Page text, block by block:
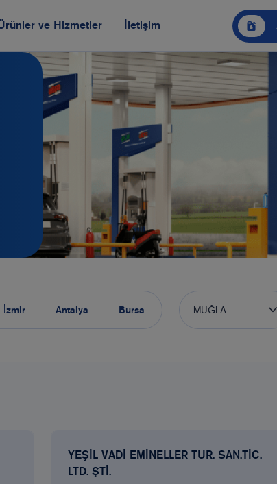
Projeleri
ve Hizmetler
Ultra Force 95 Oktan Kurşunsuz Benzin
Ultra Force Motorin
Opet AdBlue®
Kalorifer Yakıtı
Fuel Oil
Opet Cam Suyu
İletişim
Genel Merkez ve Bölge
Öneri ve Şikayetler
Bayilik Başvurusu
İzmir Antalya Bursa MUĞLA
YEŞİL VADİ EMİNELLER TUR. SAN.TİC.
LTD. ŞTİ.